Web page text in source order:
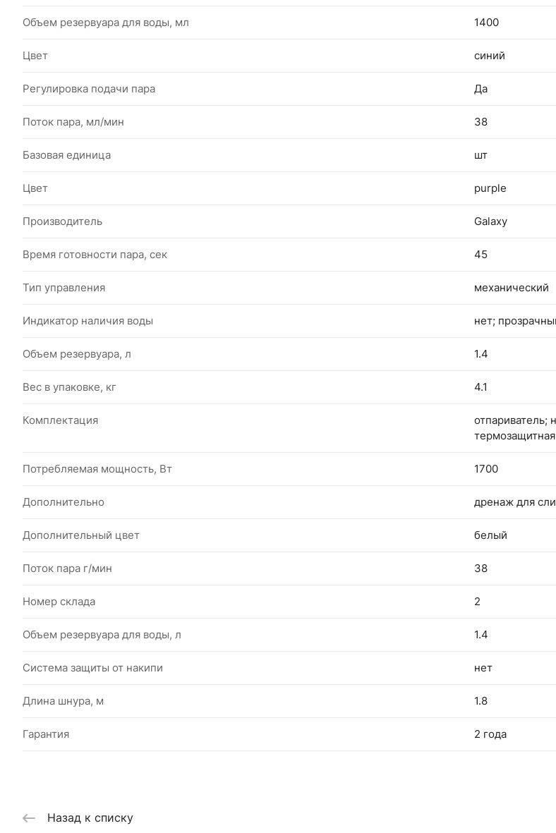
Объем резервуара для воды, мл 1400
Цвет синий
Регулировка подачи пара Да
Поток пара, мл/мин 38
Базовая единица шт
Цвет purple
Производитель Galaxy
Время готовности пара, сек 45
Тип управления механический
Индикатор наличия воды нет;
Объем резервуара, л 1.4
Вес в упаковке, кг 4.1
Комплектация
отпариватель;
Потребляемая мощность, Вт 1700
Дополнительно дренаж для
Дополнительный цвет белый
Поток пара г/мин 38
Номер склада 2
Объем резервуара для воды, л 1.4
Система защиты от накипи нет
Длина шнура, м 1.8
Гарантия 2 года
Назад к списку